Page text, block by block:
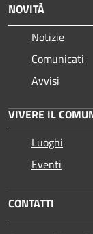
NOVITÀ
Notizie
Comunicati
Avvisi
VIVERE IL
Luoghi
Eventi
CONTATTI